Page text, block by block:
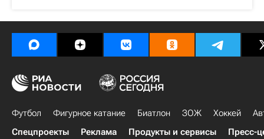
Футбол Фигурное катание Биатлон ЗОЖ Хоккей
Спецпроекты
Реклама Продукты и сервисы Пресс-